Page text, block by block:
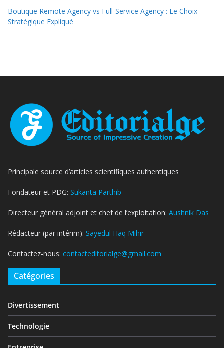
Boutique Remote Agency vs Full-Service Agency : Le Choix
Stratégique Expliqué
Principale source d’articles scientifiques authentiques
Fondateur et PDG: Sukanta Parthib
Directeur général adjoint et chef de l’exploitation: Aushnik Das
Rédacteur (par intérim): Sayedul Haq Mihir
Contactez-nous: contacteditorialge@gmail.com
Catégories
Divertissement
Technologie